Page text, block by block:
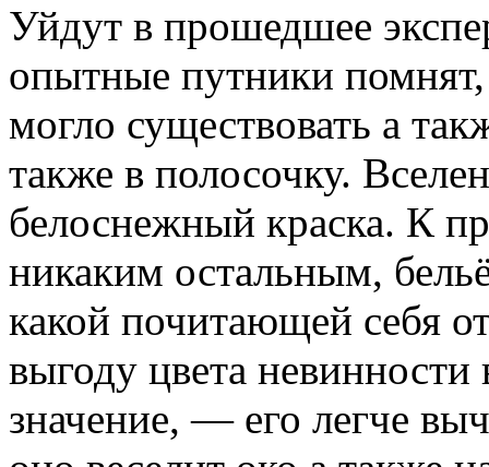
Уйдут в прошедшее
опытные путники
могло существовать а
также в полосочку.
белоснежный краска. К
никаким остальным,
какой почитающей себя
выгоду цвета невинности
значение, — его легче